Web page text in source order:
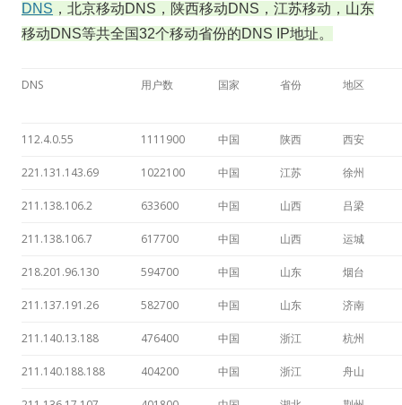
DNS ，北京移动DNS，陕西移动DNS ，江苏移动，山东
移动DNS等共全国32个移动省份的DNS IP地址。
DNS 用户数 国家 省份 地区
112.4.0.55 1111900 中国 陕西 西安
221.131.143.69 1022100 中国 江苏 徐州
211.138.106.2 633600 中国 山西 吕梁
211.138.106.7 617700 中国 山西 运城
218.201.96.130 594700 中国 山东 烟台
211.137.191.26 582700 中国 山东 济南
211.140.13.188 476400 中国 浙江 杭州
211.140.188.188 404200 中国 浙江 舟山